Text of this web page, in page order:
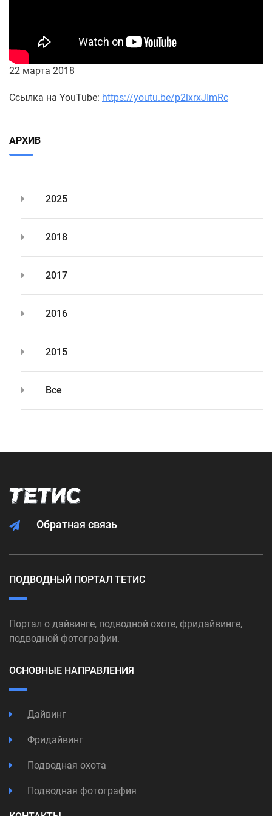
22 марта 2018
Ссылка на YouTube: https://youtu.be/p2ixrxJImRc
АРХИВ
2025
2018
2017
2016
2015
Все
Обратная связь
ПОДВОДНЫЙ ПОРТАЛ ТЕТИС
Портал о дайвинге, подводной охоте, фридайвинге,
подводной фотографии.
ОСНОВНЫЕ НАПРАВЛЕНИЯ
Дайвинг
Фридайвинг
Подводная охота
Подводная фотография